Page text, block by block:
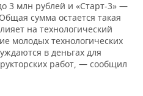
3 млн рублей и «Старт-3» —
сумма остается такая
на технологический
молодых технологических
в деньгах для
работ, — сообщил